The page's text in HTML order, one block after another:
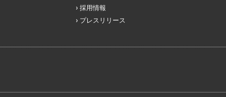
採用情報
プレスリリース